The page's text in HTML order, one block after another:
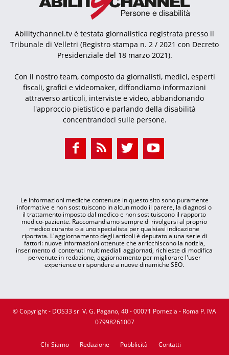
Abilitychannel.tv è testata giornalistica registrata presso il
Tribunale di Velletri (Registro stampa n. 2 / 2021 con Decreto
Presidenziale del 18 marzo 2021).
Con il nostro team, composto da giornalisti, medici, esperti
fiscali, grafici e videomaker, diffondiamo informazioni
attraverso articoli, interviste e video, abbandonando
l'approccio pietistico e parlando della disabilità
concentrandoci sulle persone.
Le informazioni mediche contenute in questo sito sono puramente
informative e non sostituiscono in alcun modo il parere, la diagnosi o
il trattamento imposto dal medico e non sostituiscono il rapporto
medico-paziente. Raccomandiamo sempre di rivolgersi al proprio
medico curante o a uno specialista per qualsiasi indicazione
riportata. L'aggiornamento degli articoli è deputato a una serie di
fattori: nuove informazioni ottenute che arricchiscono la notizia,
inserimento di contenuti multimediali aggiornati, richieste di modifica
pervenute in redazione, aggiornamento per migliorare l'user
experience o rispondere a nuove dinamiche SEO.
© Copyright - DOS33 srl V. G. Pagano, 40 - 00071 Pomezia - Roma P. IVA
07998261007
Chi Siamo Redazione Pubblicità Contatti